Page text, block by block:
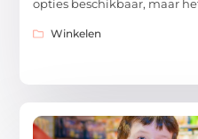
opties beschikbaar, maar
Winkelen